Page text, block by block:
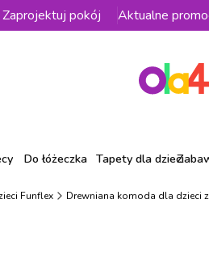
Zaprojektuj pokój Aktualne
Do łóżeczka Tapety dla dzieci
Funflex Drewniana komoda dla dzieci